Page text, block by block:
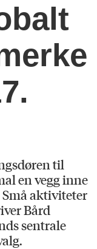
til
en vegg inne
aktiviteter
Bård
sentrale